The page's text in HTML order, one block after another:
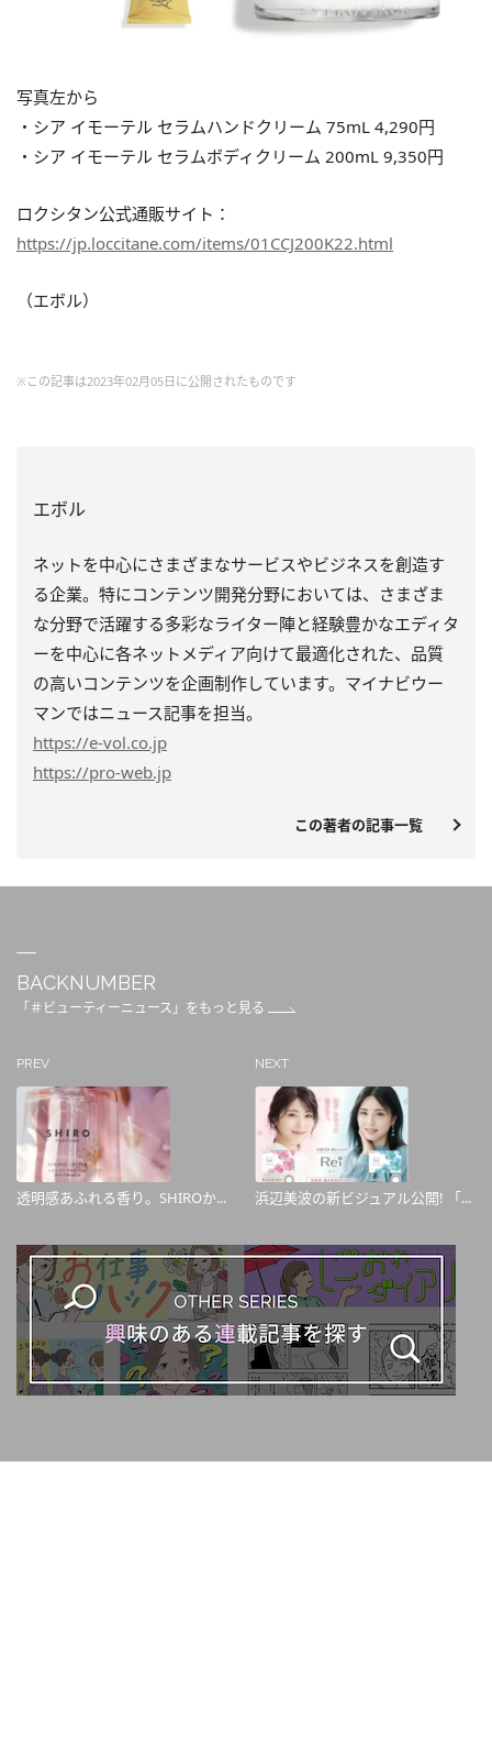
写真左から
・シア イモーテル セラムハンドクリーム 75mL 4,290円
・シア イモーテル セラムボディクリーム 200mL 9,350円
ロクシタン公式通販サイト：
https://jp.loccitane.com/items/01CCJ200K22.html
（エボル）
※この記事は2023年02月05日に公開されたものです
エボル
ネットを中心にさまざまなサービスやビジネスを創造す
る企業。特にコンテンツ開発分野においては、さまざま
な分野で活躍する多彩なライター陣と経験豊かなエディタ
ーを中心に各ネットメディア向けて最適化された、品質
の高いコンテンツを企画制作しています。マイナビウー
マンではニュース記事を担当。
https://e-vol.co.jp
https://pro-web.jp
この著者の記事一覧
BACKNUMBER
「＃ビューティーニュース」をもっと見る
PREV
透明感あふれる香り。SHIROか...
NEXT
浜辺美波の新ビジュアル公開! 「...